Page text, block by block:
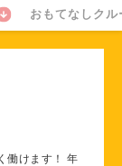
おもてなしクル
働けます！ 年